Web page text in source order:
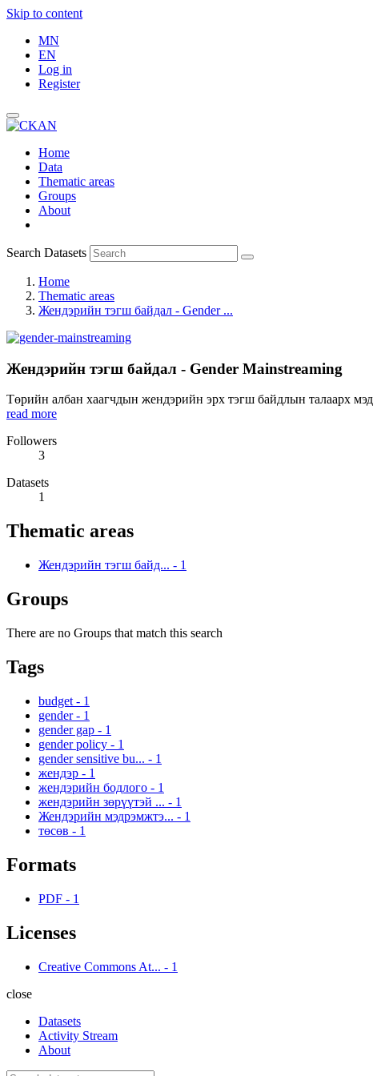
Skip to content
MN
EN
Log in
Register
Home
Data
Thematic areas
Groups
About
Search Datasets
Home
Thematic areas
Жендэрийн тэгш байдал - Gender ...
Жендэрийн тэгш байдал - Gender Mainstreaming
Төрийн албан хаагчдын жендэрийн эрх тэгш байдлын талаарх
read more
Followers
3
Datasets
1
Thematic areas
Жендэрийн тэгш байд... - 1
Groups
There are no Groups that match this search
Tags
budget - 1
gender - 1
gender gap - 1
gender policy - 1
gender sensitive bu... - 1
жендэр - 1
жендэрийн бодлого - 1
жендэрийн зөрүүтэй ... - 1
Жендэрийн мэдрэмжтэ... - 1
төсөв - 1
Formats
PDF - 1
Licenses
Creative Commons At... - 1
close
Datasets
Activity Stream
About